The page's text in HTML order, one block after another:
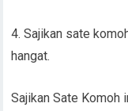
4. Sajikan sate
hangat.
Sajikan Sate Komoh